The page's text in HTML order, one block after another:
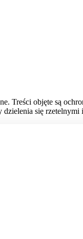
Treści objęte są
się